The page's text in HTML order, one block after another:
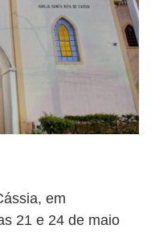
em
21 e 24 de maio